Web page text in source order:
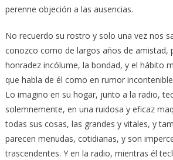
perenne objeción a las ausencias.
No recuerdo su rostro y solo una vez nos
conozco como de largos años de amistad,
honradez incólume, la bondad, y el hábito
que habla de él como en rumor
Lo imagino en su hogar, junto a la radio,
solemnemente, en una ruidosa y eficaz
todas sus cosas, las grandes y vitales, y
parecen menudas, cotidianas, y son
trascendentes. Y en la radio, mientras él